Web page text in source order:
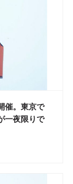
催。東京で
一夜限りで